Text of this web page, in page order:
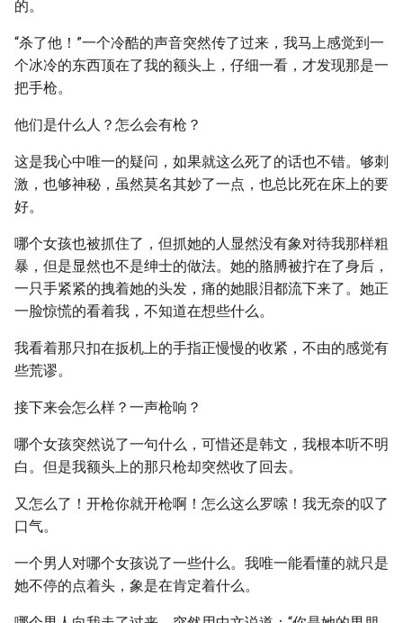
的。
“杀了他！”一个冷酷的声音突然传了过来，我马上感觉到一
个冰冷的东西顶在了我的额头上，仔细一看，才发现那是一
把手枪。
他们是什么人？怎么会有枪？
这是我心中唯一的疑问，如果就这么死了的话也不错。够刺
激，也够神秘，虽然莫名其妙了一点，也总比死在床上的要
好。
哪个女孩也被抓住了，但抓她的人显然没有象对待我那样粗
暴，但是显然也不是绅士的做法。她的胳膊被拧在了身后，
一只手紧紧的拽着她的头发，痛的她眼泪都流下来了。她正
一脸惊慌的看着我，不知道在想些什么。
我看着那只扣在扳机上的手指正慢慢的收紧，不由的感觉有
些荒谬。
接下来会怎么样？一声枪响？
哪个女孩突然说了一句什么，可惜还是韩文，我根本听不明
白。但是我额头上的那只枪却突然收了回去。
又怎么了！开枪你就开枪啊！怎么这么罗嗦！我无奈的叹了
口气。
一个男人对哪个女孩说了一些什么。我唯一能看懂的就只是
她不停的点着头，象是在肯定着什么。